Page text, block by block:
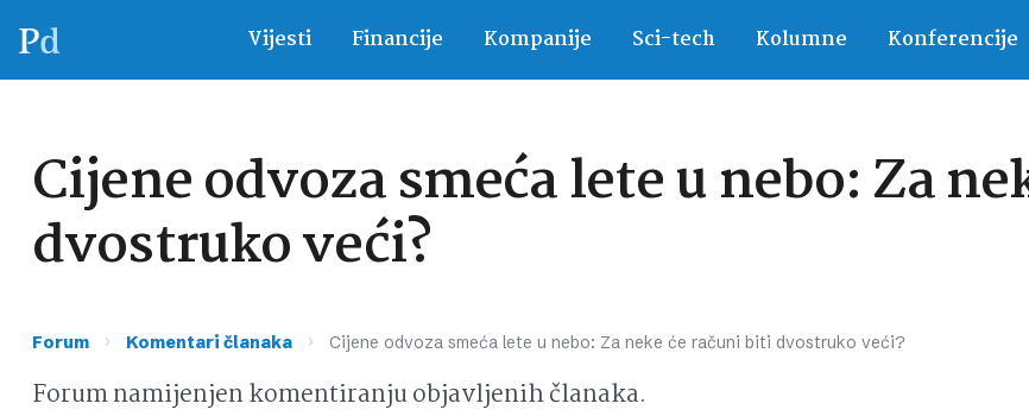
Vijesti Financije Kompanije Sci-tech Kolumne Konferencije
Cijene odvoza smeća lete u nebo: Za
dvostruko veći?
Forum › Komentari članaka › Cijene odvoza smeća lete u nebo: Za neke će računi biti dvostruko veći?
Forum namijenjen komentiranju objavljenih članaka.